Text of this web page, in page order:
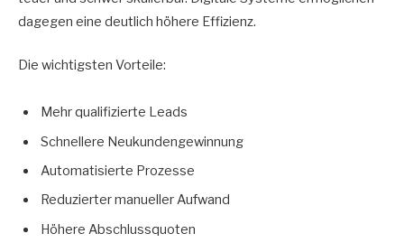
dagegen eine deutlich höhere Effizienz.
Die wichtigsten Vorteile:
Mehr qualifizierte Leads
Schnellere Neukundengewinnung
Automatisierte Prozesse
Reduzierter manueller Aufwand
Höhere Abschlussquoten